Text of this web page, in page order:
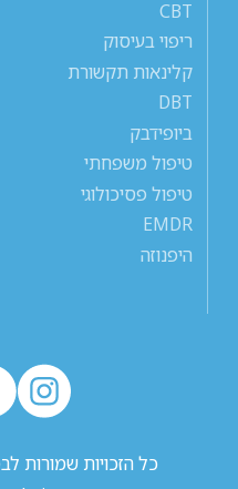
CBT
ריפוי בעיסוק
קלינאות תקשורת
DBT
ביופידבק
טיפול משפחתי
טיפול פסיכולוגי
EMDR
היפנוזה
כל הזכויות שמורות